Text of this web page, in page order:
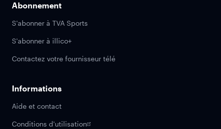
Abonnement
S'abonner à TVA Sports
S'abonner à illico+
Contactez votre fournisseur télé
Informations
Aide et contact
Conditions d'utilisation